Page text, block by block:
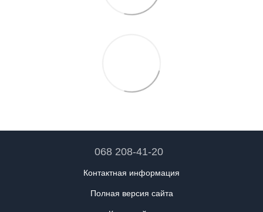
068 208-41-20
Контактная информация
Полная версия сайта